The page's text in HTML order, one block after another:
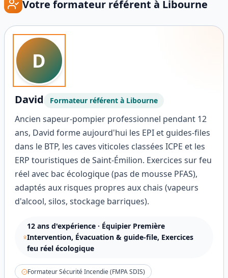
Votre formateur référent à Libourne
D
David Formateur référent à Libourne
Ancien sapeur-pompier professionnel pendant 12
ans, David forme aujourd'hui les EPI et guides-files
dans le BTP, les caves viticoles classées ICPE et les
ERP touristiques de Saint-Émilion. Exercices sur feu
réel avec bac écologique (pas de mousse PFAS),
adaptés aux risques propres aux chais (vapeurs
d'alcool, silos, stockage barriques).
12ans d'expérience · Équipier Première
Intervention, Évacuation & guide-file, Exercices
feu réel écologique
Formateur Sécurité Incendie (FMPA SDIS)